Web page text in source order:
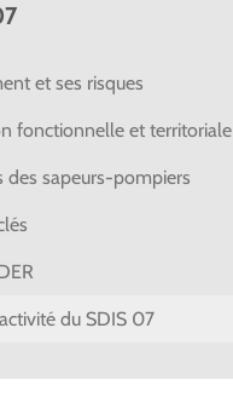
et ses risques
fonctionnelle et territoriale
des sapeurs-pompiers
du SDIS 07